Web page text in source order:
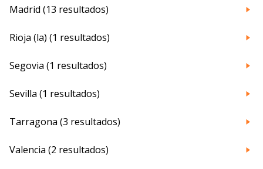
Madrid (13 resultados)
Rioja (la) (1 resultados)
Segovia (1 resultados)
Sevilla (1 resultados)
Tarragona (3 resultados)
Valencia (2 resultados)